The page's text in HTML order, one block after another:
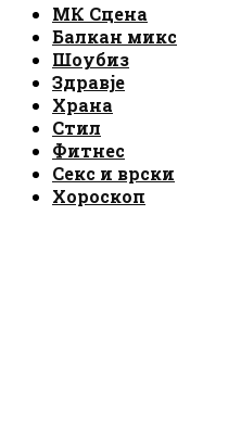
МК Сцена
Балкан микс
Шоубиз
Здравје
Храна
Стил
Фитнес
Секс и врски
Хороскоп